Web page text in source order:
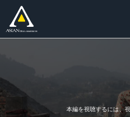
本編を視聴するには、